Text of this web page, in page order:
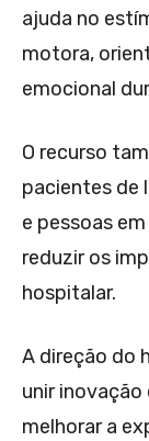
ajuda no
motora,
emocional
O recurso
pacientes de
e pessoas
reduzir os
hospitalar.
A direção do
unir
melhorar a